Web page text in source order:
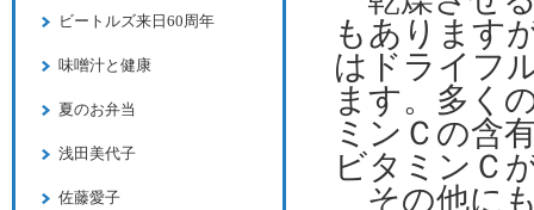
もあります
はドライフ
ます。多く
ミンＣの含
ビタミンＣ
その他に
ビートルズ来日60周年
味噌汁と健康
夏のお弁当
浅田美代子
佐藤愛子